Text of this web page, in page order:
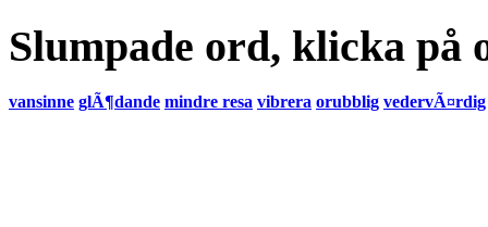
Slumpade ord, klicka på
vansinne glÃ¶dande mindre resa vibrera orubblig vedervÃ¤rdig